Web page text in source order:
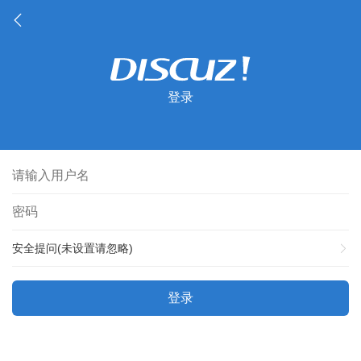
登录
安全提问(未设置请忽略)
登录